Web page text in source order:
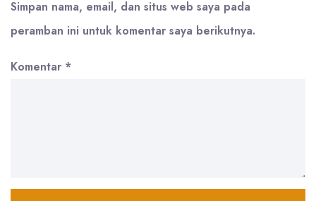
Simpan nama, email, dan situs web saya pada
peramban ini untuk komentar saya berikutnya.
Komentar *